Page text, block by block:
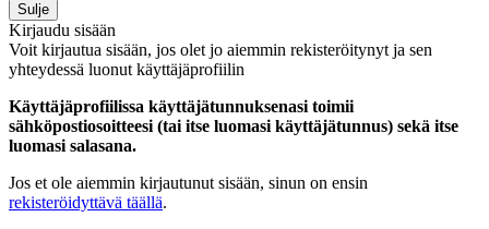
Sulje
Kirjaudu sisään
Voit kirjautua sisään, jos olet jo aiemmin rekisteröitynyt ja sen
yhteydessä luonut käyttäjäprofiilin
Käyttäjäprofiilissa käyttäjätunnuksenasi toimii
sähköpostiosoitteesi (tai itse luomasi käyttäjätunnus) sekä itse
luomasi salasana.
Jos et ole aiemmin kirjautunut sisään, sinun on ensin
rekisteröidyttävä täällä.